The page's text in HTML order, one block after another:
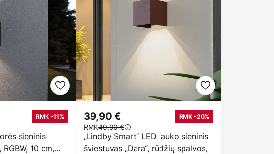
sieninis
10 cm,
RMK -11%
„Lindby Smart“ LED lauko sieninis
šviestuvas „Dara“, rūdžių spalvos,
39,90 € RMK -20%
RMK49,90 €